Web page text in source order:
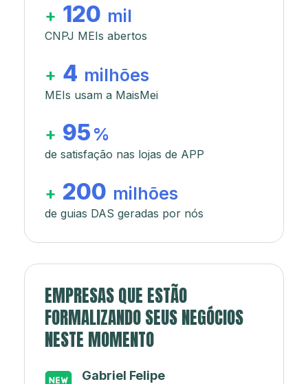
+ 120 mil
CNPJ MEIs abertos
+ 4 milhões
MEIs usam a MaisMei
+ 95 %
de satisfação nas lojas de APP
+ 200 milhões
de guias DAS geradas por nós
EMPRESAS QUE ESTÃO
FORMALIZANDO SEUS NEGÓCIOS
NESTE MOMENTO
Japa’s açaí e sorveteria